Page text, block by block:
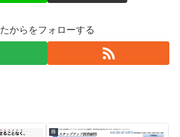
たからをフォローする
株